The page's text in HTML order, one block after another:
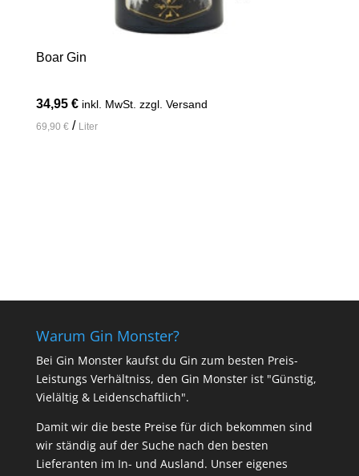
Boar Gin
34,95 € inkl. MwSt. zzgl. Versand
69,90 €/ Liter
Warum Gin Monster?
Bei Gin Monster kaufst du Gin zum besten Preis-
Leistungs Verhältniss, den Gin Monster ist "Günstig,
Vielältig & Leidenschaftlich".
Damit wir die beste Preise für dich bekommen sind
wir ständig auf der Suche nach den besten
Lieferanten im In- und Ausland. Unser eigenes